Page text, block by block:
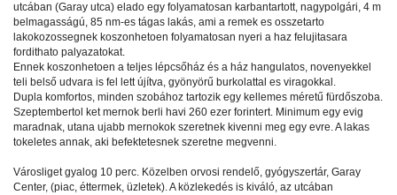
utcában (Garay utca) elado egy folyamatosan karbantartott, nagypolgári, 4 m
belmagasságú, 85 nm-es tágas lakás, ami a remek es osszetarto
lakokozossegnek koszonhetoen folyamatosan nyeri a haz felujitasara
fordithato palyazatokat.
Ennek koszonhetoen a teljes lépcsőház és a ház hangulatos, novenyekkel
teli belső udvara is fel lett újítva, gyönyörű burkolattal es viragokkal.
Dupla komfortos, minden szobához tartozik egy kellemes méretű fürdőszoba.
Szeptembertol ket mernok berli havi 260 ezer forintert. Minimum egy evig
maradnak, utana ujabb mernokok szeretnek kivenni meg egy evre. A lakas
tokeletes annak, aki befektetesnek szeretne megvenni.
Városliget gyalog 10 perc. Közelben orvosi rendelő, gyógyszertár, Garay
Center, (piac, éttermek, üzletek). A közlekedés is kiváló, az utcában